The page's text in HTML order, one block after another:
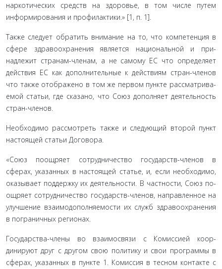
наркотических средств на здоровье, в том числе путем
информирования и профилактики.» [1, п. 1].
Также следует обратить внимание на то, что компетен­ция в
сфере здравоохранения является национальной и при­
надлежит странам-членам, а не самому ЕС что определяет
действия ЕС как дополнительные к действиям стран-членов
что также отображено в том же первом пункте рассматрива­
емой статьи, где сказано, что Союз дополняет деятельность
стран-членов.
Необходимо рассмотреть также и следующий второй пункт
настоящей статьи Договора.
«Союз поощряет сотрудничество государств-членов в
сферах, указанных в настоящей статье, и, если необходимо,
оказывает поддержку их деятельности. В частности, Союз по­
ощряет сотрудничество государств-членов, направленное на
улучшение взаимодополняемости их служб здравоохране­ния
в пограничных регионах.
Государства-члены во взаимосвязи с Комиссией коор­
динируют друг с другом свою политику и свои программы в
сферах, указанных в пункте 1. Комиссия в тесном контак­те с